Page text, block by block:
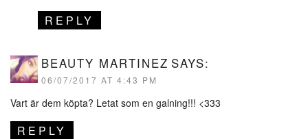
REPLY
BEAUTY MARTINEZ SAYS:
06/07/2017 AT 4:43 PM
Vart är dem köpta? Letat som en galning!!! <333
REPLY